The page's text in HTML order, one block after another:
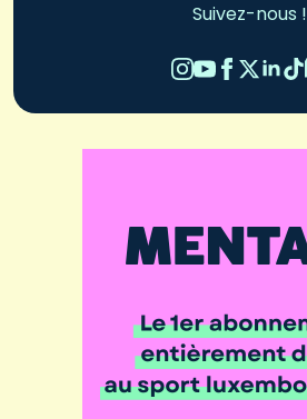
Suivez-nous !